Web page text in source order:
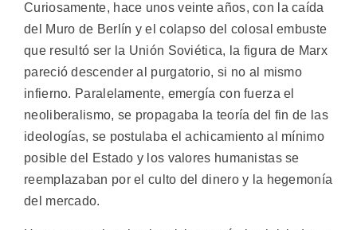
Curiosamente, hace unos veinte años, con la caída
del Muro de Berlín y el colapso del colosal embuste
que resultó ser la Unión Soviética, la figura de Marx
pareció descender al purgatorio, si no al mismo
infierno. Paralelamente, emergía con fuerza el
neoliberalismo, se propagaba la teoría del fin de las
ideologías, se postulaba el achicamiento al mínimo
posible del Estado y los valores humanistas se
reemplazaban por el culto del dinero y la hegemonía
del mercado.